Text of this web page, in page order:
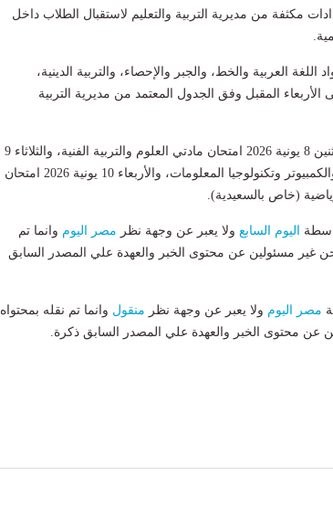
2026، وسط استعدادات مكثفة من مديرية التربية والتعليم لاستقبال الطلاب داخل
العربية والخط، والجبر والإحصاء، والتربية الدينية،
المقبل وفق الجدول المعتمد من مديرية التربية
ويؤدي طلاب الشهادة الإعدادية، اليوم الإثنين 8 يونية 2026 امتحان مادتي العلوم والتربية الفنية، والثلاثاء 9
يونية 2026 امتحان مادتي اللغة الأجنبية والكمبيوتر وتكنولوجيا المعلومات، والأربعاء 10 يونية 2026 امتحان
(خاص بالسعيدية).
اليوم السابع ولا يعبر عن وجهة نظر مصر اليوم وانما تم
غير مسئولين عن محتوى الخبر والعهدة علي المصدر السابق
مصر اليوم ولا يعبر عن وجهة نظر منقول وانما تم نقله بمحتواه
عن محتوى الخبر والعهدة علي المصدر السابق ذكرة.